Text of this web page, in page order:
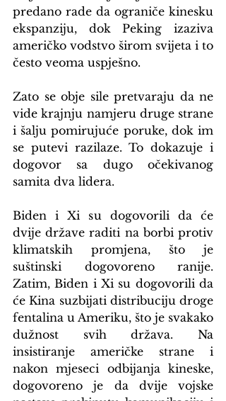
predano rade da ograniče kinesku
ekspanziju, dok Peking izaziva
američko vodstvo širom svijeta i to
često veoma uspješno.
Zato se obje sile pretvaraju da ne
vide krajnju namjeru druge strane
i šalju pomirujuće poruke, dok im
se putevi razilaze. To dokazuje i
dogovor sa dugo očekivanog
samita dva lidera.
Biden i Xi su dogovorili da će
dvije države raditi na borbi protiv
klimatskih promjena, što je
suštinski dogovoreno ranije.
Zatim, Biden i Xi su dogovorili da
će Kina suzbijati distribuciju droge
fentalina u Ameriku, što je svakako
dužnost svih država. Na
insistiranje američke strane i
nakon mjeseci odbijanja kineske,
dogovoreno je da dvije vojske